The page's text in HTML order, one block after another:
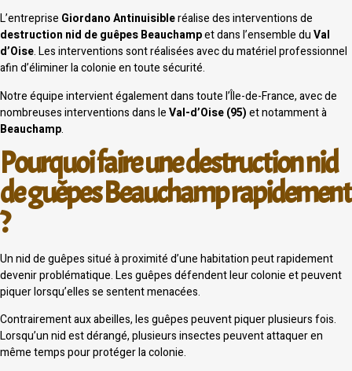
L’entreprise Giordano Antinuisibleréalise des interventions de
destruction nid de guêpes Beauchampet dans l’ensemble duVal
d’Oise. Les interventions sont réalisées avec du matériel professionnel
afin d’éliminer la colonie en toute sécurité.
Notre équipe intervient également dans toute l’Île-de-France, avec de
nombreuses interventions dans leVal-d’Oise (95)et notamment à
Beauchamp.
Pourquoi faire une destruction nid
de guêpes Beauchamp rapidement
?
Un nid de guêpes situé à proximité d’une habitation peut rapidement
devenir problématique. Les guêpes défendent leur colonie et peuvent
piquer lorsqu’elles se sentent menacées.
Contrairement aux abeilles, les guêpes peuvent piquer plusieurs fois.
Lorsqu’un nid est dérangé, plusieurs insectes peuvent attaquer en
même temps pour protéger la colonie.